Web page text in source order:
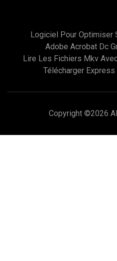
Logiciel Pour Optimiser
Adobe Acrobat Dc
Lire Les Fichiers Mkv
Télécharger
Copyright ©2026